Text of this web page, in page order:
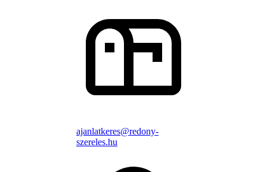
ajanlatkeres@redony-
szereles.hu